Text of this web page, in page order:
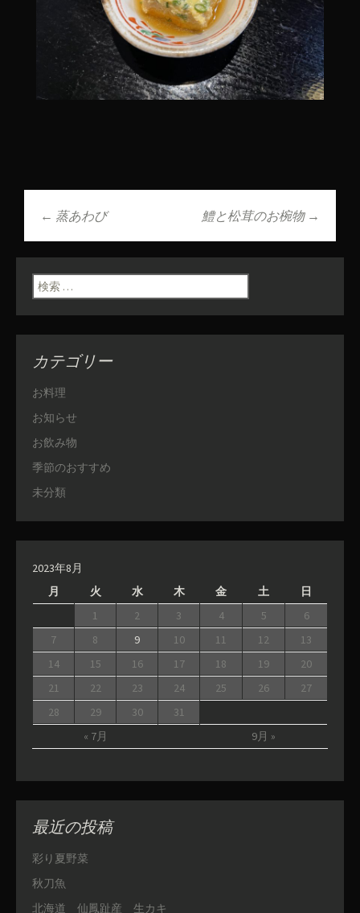
投稿ナビゲーショ
ン
← 蒸あわび 鱧と松茸のお椀物 →
検索:
カテゴリー
お料理
お知らせ
お飲み物
季節のおすすめ
未分類
2023年8月
月
火 水 木 金 土 日
« 7月 9月 »
1 2 3 4 5
6
7
8 9 10 11 12
13
14
15 16 17 18 19
20
21
22 23 24 25 26
27
28
29 30 31
最近の投稿
彩り夏野菜
秋刀魚
北海道 仙鳳趾産 生カキ